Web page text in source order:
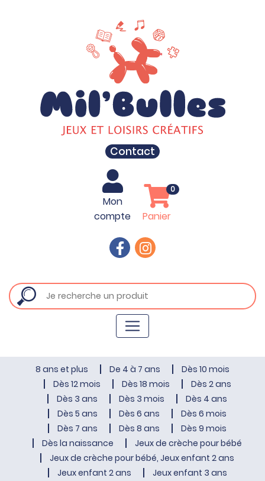
Contact
Mon
compte
Panier
0
8 ans et plus De 4 à 7 ans
Dès 10 mois
Dès 12 mois
Dès 18 mois
Dès 2 ans
Dès 3 ans
Dès 3 mois
Dès 4 ans
Dès 5 ans
Dès 6 ans
Dès 6 mois
Dès 7 ans
Dès 8 ans
Dès 9 mois
Dès la naissance
Jeux de crèche pour bébé
Jeux de crèche pour bébé, Jeux enfant 2 ans
Jeux enfant 2 ans
Jeux enfant 3 ans